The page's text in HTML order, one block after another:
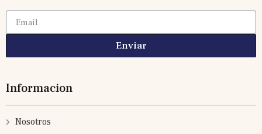
Enviar
Informacion
Nosotros